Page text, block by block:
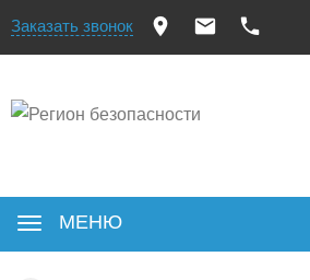
Заказать звонок
МЕНЮ